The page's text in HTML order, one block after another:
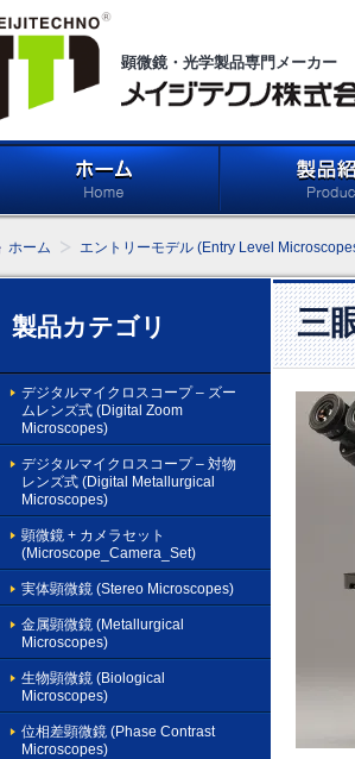
顕微鏡・光学製品専門メーカー
ホーム エントリーモデル (Entry Level
製品カテゴリ
デジタルマイクロスコープ – ズー
ムレンズ式 (Digital Zoom
Microscopes)
デジタルマイクロスコープ – 対物
レンズ式 (Digital Metallurgical
Microscopes)
顕微鏡 + カメラセット
(Microscope_Camera_Set)
実体顕微鏡 (Stereo Microscopes)
金属顕微鏡 (Metallurgical
Microscopes)
生物顕微鏡 (Biological
Microscopes)
位相差顕微鏡 (Phase Contrast
Microscopes)
三